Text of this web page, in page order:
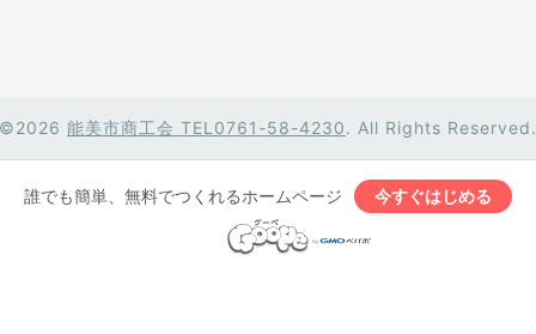
©2026 能美市商工会 TEL0761-58-4230. All Rights Reserved.
誰でも簡単、無料でつくれるホームページ 今すぐはじめる